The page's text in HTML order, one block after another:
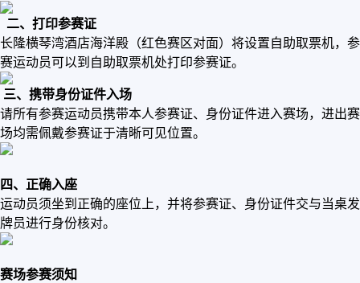
二、打印参赛证
长隆横琴湾酒店海洋殿（红色赛区对面）将设置自助取票机，参
赛运动员可以到自助取票机处打印参赛证。
三、携带身份证件入场
请所有参赛运动员携带本人参赛证、身份证件进入赛场，进出赛
场均需佩戴参赛证于清晰可见位置。
四、正确入座
运动员须坐到正确的座位上，并将参赛证、身份证件交与当桌发
牌员进行身份核对。
赛场参赛须知